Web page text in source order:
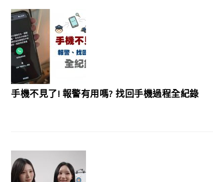
手機不見了! 報警有用嗎? 找回手機過程全紀錄